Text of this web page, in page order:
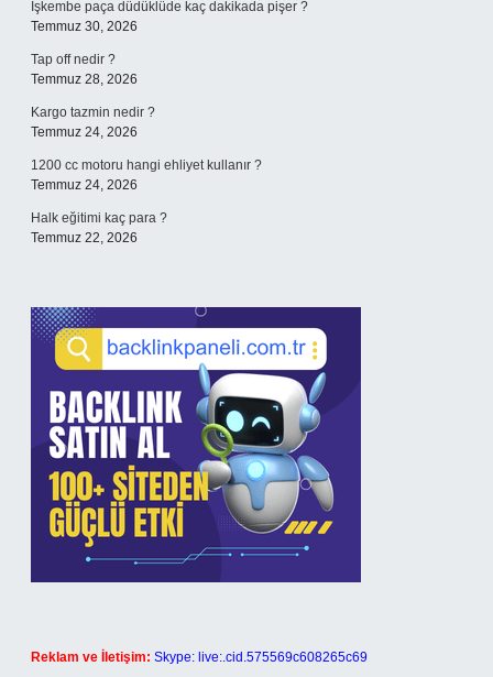
İşkembe paça düdüklüde kaç dakikada pişer ?
Temmuz 30, 2026
Tap off nedir ?
Temmuz 28, 2026
Kargo tazmin nedir ?
Temmuz 24, 2026
1200 cc motoru hangi ehliyet kullanır ?
Temmuz 24, 2026
Halk eğitimi kaç para ?
Temmuz 22, 2026
Reklam ve İletişim: Skype: live:.cid.575569c608265c69